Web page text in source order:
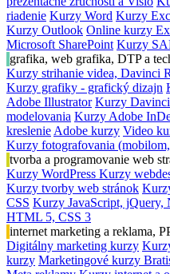
riadenie Kurzy Word Kurzy
Kurzy Outlook Online kurzy
Microsoft SharePoint Kurzy
grafika, web grafika, DTP a
Kurzy strihanie videa, Davinci
Kurzy grafiky - grafický dizajn
Adobe Illustrator Kurzy
modelovania Kurzy Adobe
kreslenie Adobe kurzy Video
Kurzy fotografovania
tvorba a programovanie web
Kurzy WordPress Kurzy
Kurzy tvorby web stránok
CSS Kurzy JavaScript, jQuery,
HTML 5, CSS 3
internet marketing a reklama,
Digitálny marketing kurzy
kurzy Marketingové kurzy